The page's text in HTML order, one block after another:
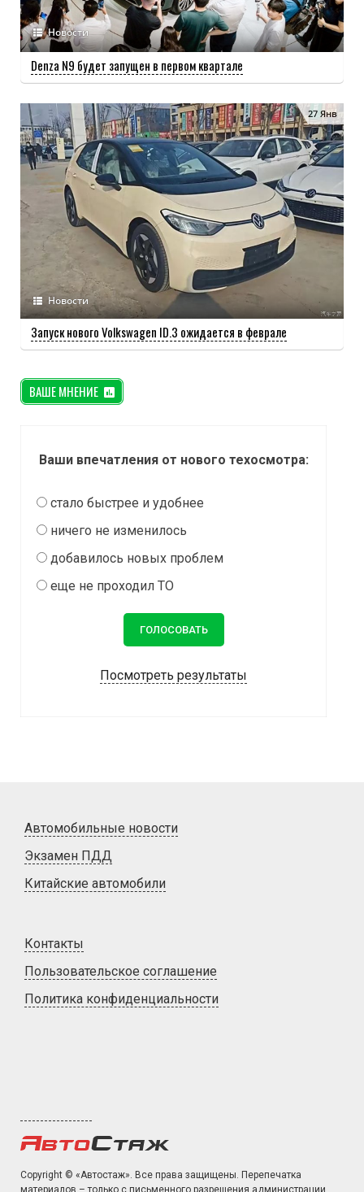
Новости
Denza N9 будет запущен в первом квартале
27 Янв
Новости
Запуск нового Volkswagen ID.3 ожидается в феврале
ВАШЕ МНЕНИЕ
Ваши впечатления от нового техосмотра:
стало быстрее и удобнее
ничего не изменилось
добавилось новых проблем
еще не проходил ТО
Посмотреть результаты
Автомобильные новости
Экзамен ПДД
Китайские автомобили
Контакты
Пользовательское соглашение
Политика конфиденциальности
Copyright © «Автостаж». Все права защищены. Перепечатка